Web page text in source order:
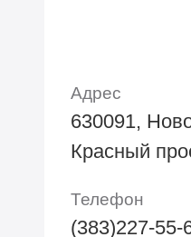
Адрес
630091,
Красный
Телефон
(383)227-55-